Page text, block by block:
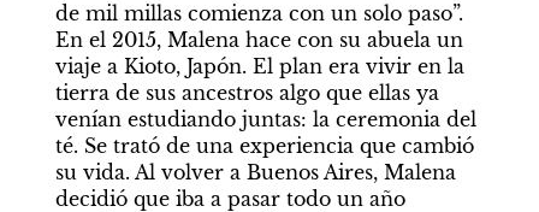
de mil millas comienza con un solo paso”.
En el 2015, Malena hace con su abuela un
viaje a Kioto, Japón. El plan era vivir en la
tierra de sus ancestros algo que ellas ya
venían estudiando juntas: la ceremonia del
té. Se trató de una experiencia que cambió
su vida. Al volver a Buenos Aires, Malena
decidió que iba a pasar todo un año